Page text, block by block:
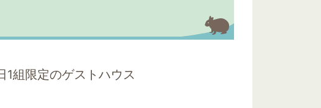
1組限定のゲストハウス